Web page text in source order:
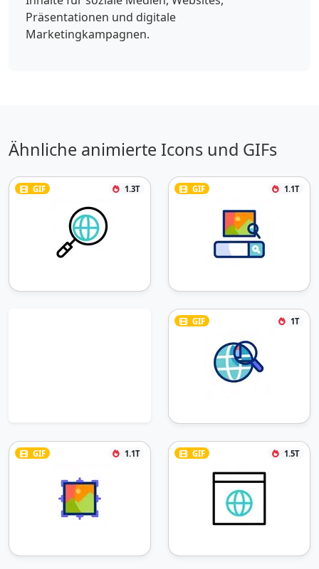
Präsentationen und digitale
Marketingkampagnen.
Ähnliche animierte Icons und GIFs
GIF 1.3T GIF 1.1T
GIF 1T
GIF 1.1T GIF 1.5T